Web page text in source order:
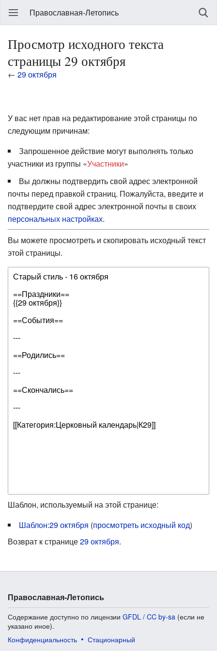
Православная-Летопись
Просмотр исходного текста
страницы 29 октября
← 29 октября
У вас нет прав на редактирование этой страницы по
следующим причинам:
Запрошенное действие могут выполнять только
участники из группы «Участники»
Вы должны подтвердить свой адрес электронной
почты перед правкой страниц. Пожалуйста, введите и
подтвердите свой адрес электронной почты в своих
персональных настройках.
Вы можете просмотреть и скопировать исходный текст
этой страницы.
Шаблон, используемый на этой странице:
Шаблон:29 октября (просмотреть исходный код)
Возврат к странице29 октября.
Православная-Летопись
Содержание доступно по лицензии GFDL / CC by-sa (если не
указано иное).
Конфиденциальность
Стационарный